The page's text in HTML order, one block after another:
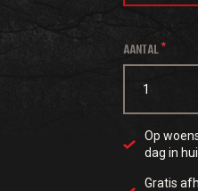
AANTAL
Op
dag in
Gratis